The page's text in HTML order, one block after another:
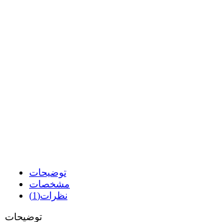
توضیحات
مشخصات
نظرات(1)
توضیحات